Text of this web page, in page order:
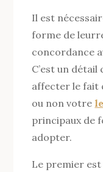
Il est
forme de
concordance
C’est un
affecter le fait
ou non votre
principaux de
adopter.
Le premier